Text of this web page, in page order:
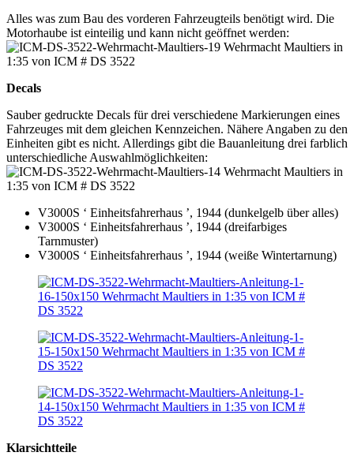
Alles was zum Bau des vorderen Fahrzeugteils benötigt wird. Die
Motorhaube ist einteilig und kann nicht geöffnet werden:
Decals
Sauber gedruckte Decals für drei verschiedene Markierungen eines
Fahrzeuges mit dem gleichen Kennzeichen. Nähere Angaben zu den
Einheiten gibt es nicht. Allerdings gibt die Bauanleitung drei farblich
unterschiedliche Auswahlmöglichkeiten:
V3000S ‘ Einheitsfahrerhaus ’, 1944 (dunkelgelb über alles)
V3000S ‘ Einheitsfahrerhaus ’, 1944 (dreifarbiges
Tarnmuster)
V3000S ‘ Einheitsfahrerhaus ’, 1944 (weiße Wintertarnung)
Klarsichtteile